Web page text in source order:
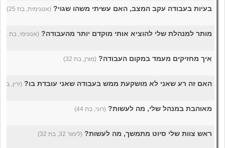
יוקר המחיה
גאווה
בעיות בעבודה עקב המצב, האם עשיתי משהו שגוי? (אנונימית, בת 25)
מותר למנהלת שלי להוציא אותי מוקדם יותר מהעבודה? (אנונימי, בת 21)
איך מחזיקים מעמד במקום העבודה? (מורן, בת 32)
האם זה רע שאני לא מושקעת ממש בעבודה שאני עובדת בו? (ירין, בת 18)
מאוהבת במנהל שלי, מה לעשות? (רוני, בת 44)
ראש צוות שלי סיוט מתמשך, מה לעשות? (לימור 32, בת 32)